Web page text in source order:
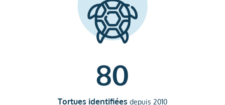
Tortues identifiées
80